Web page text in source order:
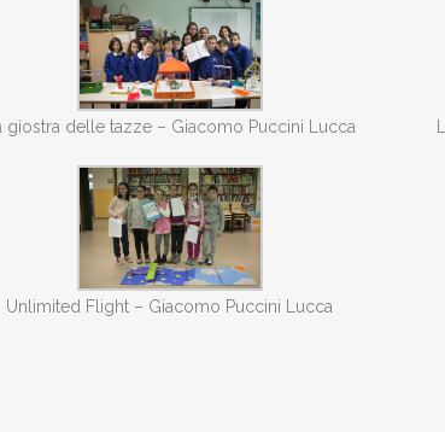
giostra delle tazze – Giacomo Puccini Lucca
Unlimited Flight – Giacomo Puccini Lucca